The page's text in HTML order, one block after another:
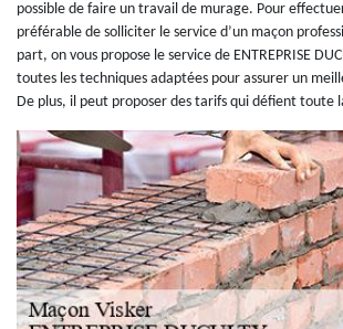
possible de faire un travail de murage. Pour
préférable de solliciter le service d’un maçon
part, on vous propose le service de ENTREPRISE
toutes les techniques adaptées pour assurer un
De plus, il peut proposer des tarifs qui défient toute